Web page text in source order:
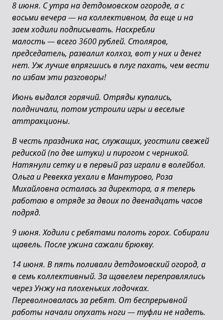
8 июня. С утра на детдомовском огороде, а с
восьми вечера—на коллективном, да еще и на
заем ходили подписывать. Наскребли
малость—всего 3600 рублей. Столяров,
председатель, развалил колхоз, вот у них и денег
нет. Уж лучше впрягшись в плуг пахать, чем вести
по избам эти разговоры!
Июнь выдался горячий. Отряды купались,
полдничали, потом устроили игры и веселые
аттракционы.
В честь праздника нас, служащих, угостили свежей
редиской (по две штуки) и пирогом с черникой.
Натянули сетку и в первый раз играли в волейбол.
Ольга и Ревекка уехали в Мантурово, Роза
Михайловна осталась за директора, а я теперь
работаю в отряде за двоих по двенадцать часов
подряд.
9 июня. Ходили с ребятами полоть горох. Собирали
щавель. После ужина сажали брюкву.
14 июня. В пять поливали детдомовский огород, а
в семь коллективный. За щавелем переправлялись
через Унжу на плохеньких лодочках.
Переволновалась за ребят. От беспрерывной
работы начали опухать ноги—туфли не надеть.